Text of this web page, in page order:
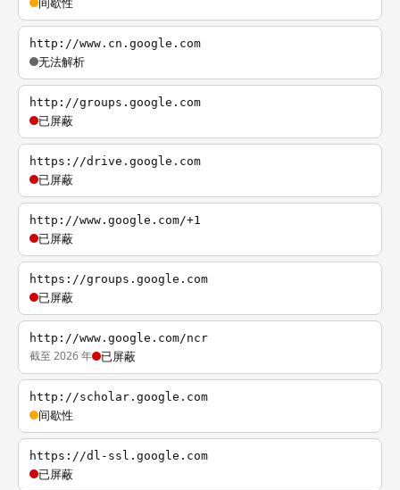
http://www.cn.google.com
无法解析
http://groups.google.com
已屏蔽
https://drive.google.com
已屏蔽
http://www.google.com/+1
已屏蔽
https://groups.google.com
已屏蔽
http://www.google.com/ncr
截至 2026 年 已屏蔽
http://scholar.google.com
间歇性
https://dl-ssl.google.com
已屏蔽